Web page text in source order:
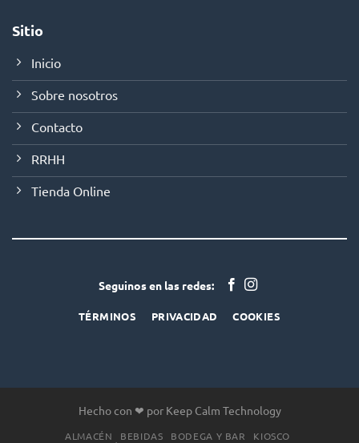
Sitio
Inicio
Sobre nosotros
Contacto
RRHH
Tienda Online
Seguinos en las redes:
TÉRMINOS PRIVACIDAD COOKIES
Hecho con ❤ por Keep Calm Technology
ALMACÉN BEBIDAS BODEGA Y BAR
KIOSCO